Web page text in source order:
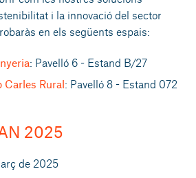
i la innovació del sector
en els següents espais:
: Pavelló 6 - Estand B/27
Carles Rural: Pavelló 8 - Estand 072
2025
de 2025